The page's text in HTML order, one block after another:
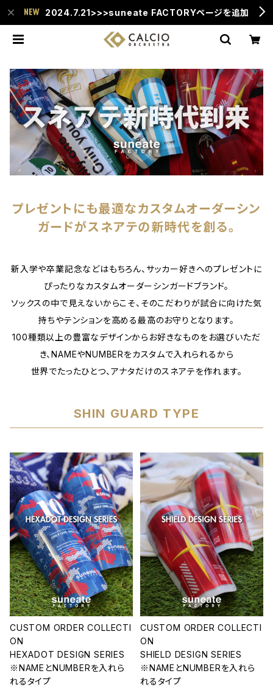
2024.7.21>>>suneate FACTORYページを追加
プレゼントにも最適なカスタムオーダーシン
ガードがスネアテの新時代を創る。
新入学や卒業記念などはもちろん、サッカー好きへのプレゼントに
ぴったりなカスタムオーダーシンガードブランド。
ソックスの中で見えないからこそ、そのこだわりが試合に向けた気
持ちやテンションを高める最高のお守りとなります。
100種類以上の豊富なデザインからお好きなものをお選びいただ
き、NAMEやNUMBERをカスタムで入れられるから
世界でたったひとつ、アナタだけのスネアテを作れます。
SHIN GUARD TYPE
CUSTOM ORDER COLLECTI
ON
HEXADOT DESIGN SERIES
※NAMEとNUMBERを入れら
れるタイプ
CUSTOM ORDER COLLECTI
ON
SHIELD DESIGN SERIES
※NAMEとNUMBERを入れら
れるタイプ